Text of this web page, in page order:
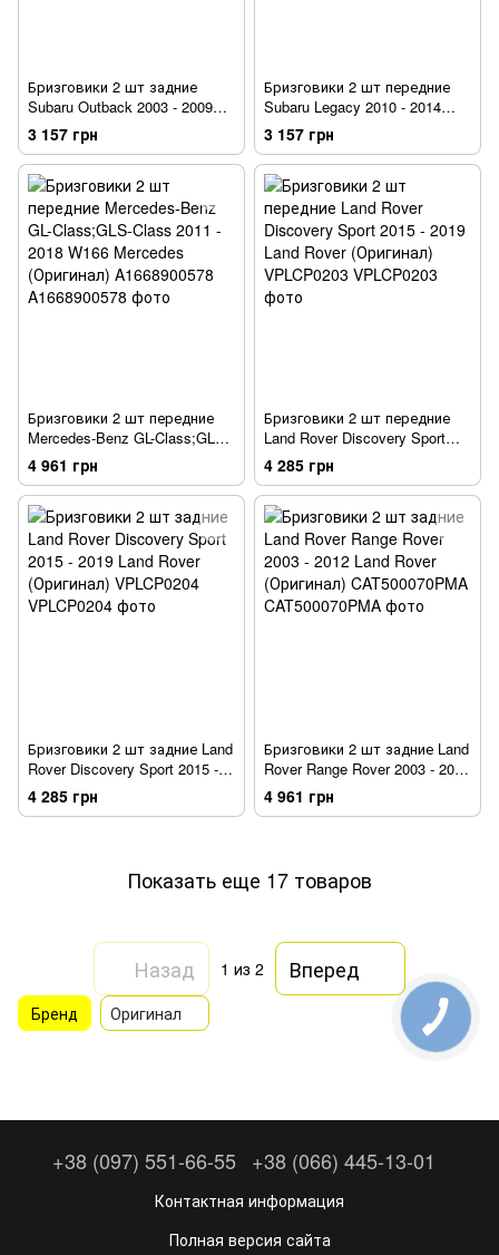
Бризговики 2 шт задние
Subaru Outback 2003 - 2009
Subaru (Оригинал)
J1010AG224
3 157 грн
Бризговики 2 шт передние
Subaru Legacy 2010 - 2014
Subaru (Оригинал)
J1010AJ001
3 157 грн
Бризговики 2 шт передние
Mercedes-Benz GL-Class;GLS-
Class 2011 - 2018 W166
Mercedes (Оригинал)
A1668900578
4 961 грн
Бризговики 2 шт передние
Land Rover Discovery Sport
2015 - 2019 Land Rover
(Оригинал) VPLCP0203
4 285 грн
Бризговики 2 шт задние Land
Rover Discovery Sport 2015 -
2019 Land Rover (Оригинал)
VPLCP0204
4 285 грн
Бризговики 2 шт задние Land
Rover Range Rover 2003 - 2012
Land Rover (Оригинал)
CAT500070PMA
4 961 грн
Показать еще 17 товаров
Назад 1 из 2 Вперед
Бренд Оригинал
+38 (097) 551-66-55 +38 (066) 445-13-01
Контактная информация
Полная версия сайта